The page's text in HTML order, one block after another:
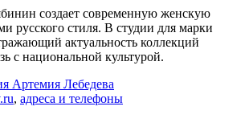
создает современную женскую
русского стиля. В студии для марки
актуальность коллекций
с национальной культурой.
Артемия Лебедева
, адреса и телефоны